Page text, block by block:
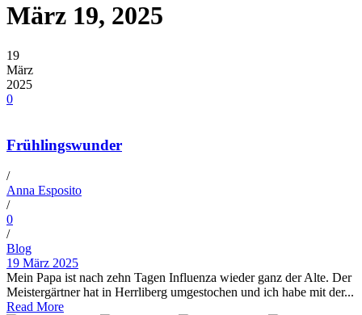
März 19, 2025
19
März
2025
0
Frühlingswunder
/
Anna Esposito
/
0
/
Blog
19 März 2025
Mein Papa ist nach zehn Tagen Influenza wieder ganz der Alte. Der
Meistergärtner hat in Herrliberg umgestochen und ich habe mit der...
Read More